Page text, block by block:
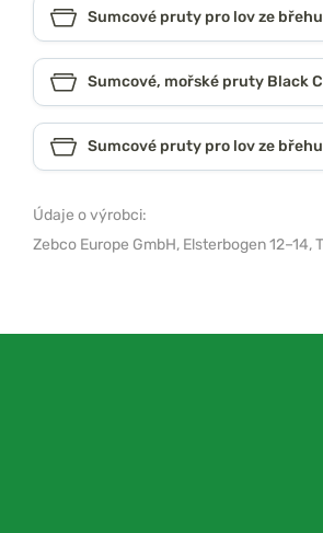
Sumcové pruty pro lov ze břehu
Sumcové, mořské pruty Black
Sumcové pruty pro lov ze
Údaje o výrobci:
Zebco Europe GmbH, Elsterbogen 12–14,